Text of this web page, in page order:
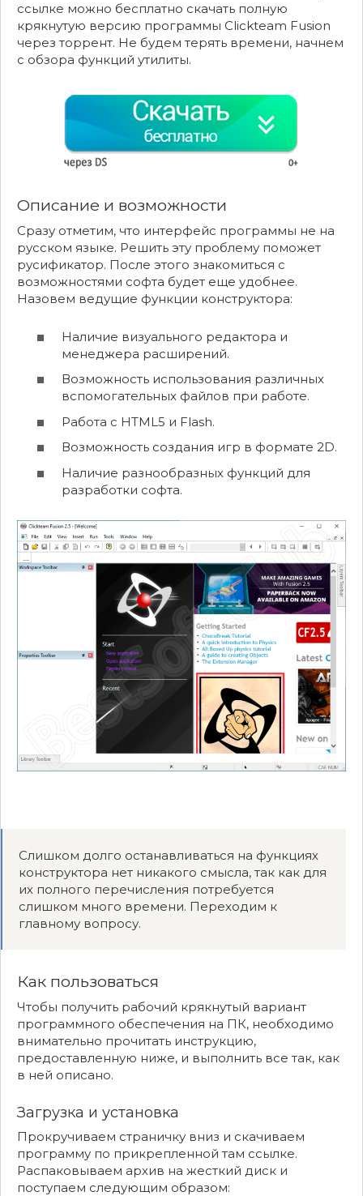
ссылке можно бесплатно скачать полную
крякнутую версию программы Clickteam Fusion
через торрент. Не будем терять времени, начнем
с обзора функций утилиты.
Описание и возможности
Сразу отметим, что интерфейс программы не на
русском языке. Решить эту проблему поможет
русификатор. После этого знакомиться с
возможностями софта будет еще удобнее.
Назовем ведущие функции конструктора:
Наличие визуального редактора и
менеджера расширений.
Возможность использования различных
вспомогательных файлов при работе.
Работа с HTML5 и Flash.
Возможность создания игр в формате 2D.
Наличие разнообразных функций для
разработки софта.
Слишком долго останавливаться на функциях
конструктора нет никакого смысла, так как для
их полного перечисления потребуется
слишком много времени. Переходим к
главному вопросу.
Как пользоваться
Чтобы получить рабочий крякнутый вариант
программного обеспечения на ПК, необходимо
внимательно прочитать инструкцию,
предоставленную ниже, и выполнить все так, как
в ней описано.
Загрузка и установка
Прокручиваем страничку вниз и скачиваем
программу по прикрепленной там ссылке.
Распаковываем архив на жесткий диск и
поступаем следующим образом: